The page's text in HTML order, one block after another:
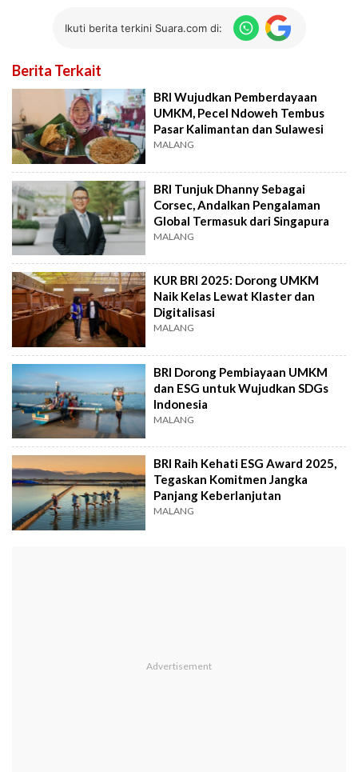
Ikuti berita terkini Suara.com di:
Berita Terkait
BRI Wujudkan Pemberdayaan
UMKM, Pecel Ndoweh Tembus
Pasar Kalimantan dan Sulawesi
MALANG
BRI Tunjuk Dhanny Sebagai
Corsec, Andalkan Pengalaman
Global Termasuk dari Singapura
MALANG
KUR BRI 2025: Dorong UMKM
Naik Kelas Lewat Klaster dan
Digitalisasi
MALANG
BRI Dorong Pembiayaan UMKM
dan ESG untuk Wujudkan SDGs
Indonesia
MALANG
BRI Raih Kehati ESG Award 2025,
Tegaskan Komitmen Jangka
Panjang Keberlanjutan
MALANG